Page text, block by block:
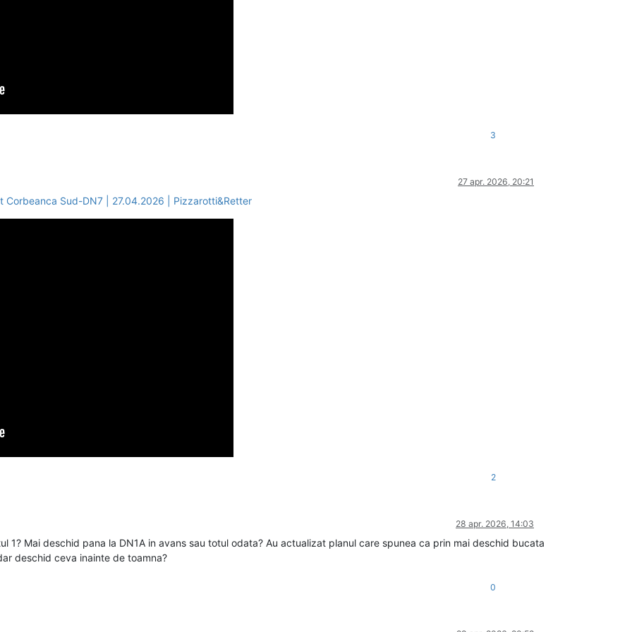
3
27 apr. 2026, 20:21
Corbeanca Sud-DN7 | 27.04.2026 | Pizzarotti&Retter
2
28 apr. 2026, 14:03
1? Mai deschid pana la DN1A in avans sau totul odata? Au actualizat planul care spunea ca prin mai deschid bucata
deschid ceva inainte de toamna?
0